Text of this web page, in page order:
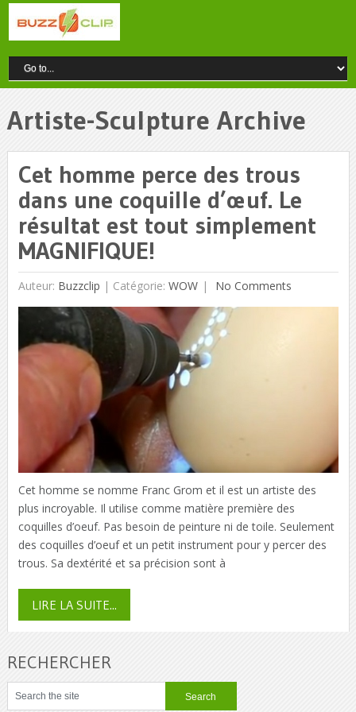
Artiste-Sculpture Archive
Cet homme perce des trous
dans une coquille d’œuf. Le
résultat est tout simplement
MAGNIFIQUE!
Auteur: Buzzclip | Catégorie: WOW No Comments
Cet homme se nomme Franc Grom et il est un artiste des
plus incroyable. Il utilise comme matière première des
coquilles d’oeuf. Pas besoin de peinture ni de toile. Seulement
des coquilles d’oeuf et un petit instrument pour y percer des
trous. Sa dextérité et sa précision sont à
LIRE LA SUITE...
RECHERCHER